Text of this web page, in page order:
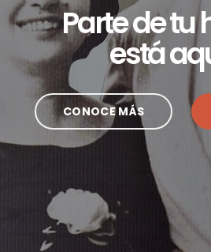
Parte de tu
está
CONOCE MÁS